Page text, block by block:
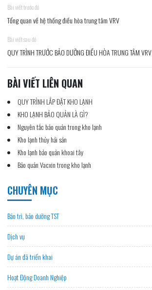
Bài viết trước đó
Tổng quan về hệ thống điều hòa trung tâm VRV
Bài viết sau đó
QUY TRÌNH TRƯỚC BẢO DƯỠNG ĐIỀU HÒA TRUNG TÂM VRV
BÀI VIẾT LIÊN QUAN
QUY TRÌNH LẮP ĐẶT KHO LẠNH
KHO LẠNH BẢO QUẢN LÀ GÌ?
Nguyên tắc bảo quản trong kho lạnh
Kho lạnh thủy hải sản
Kho lạnh bảo quản khoai tây
Bảo quản Vacxin trong kho lạnh
CHUYÊN MỤC
Bảo trì, bảo dưỡng TST
Dịch vụ
Dự án đã triển khai
Hoạt Động Doanh Nghiệp